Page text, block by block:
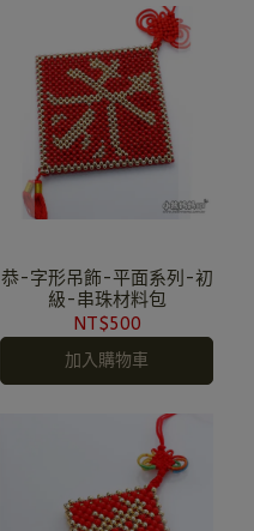
恭-字形吊飾-平面系列-初
級-串珠材料包
NT$500
加入購物車